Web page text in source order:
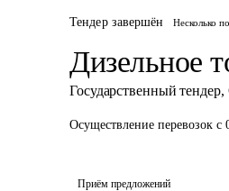
Тендер завершён Несколько
Дизельное
Государственный тендер,
Осуществление перевозок с
Приём предложений